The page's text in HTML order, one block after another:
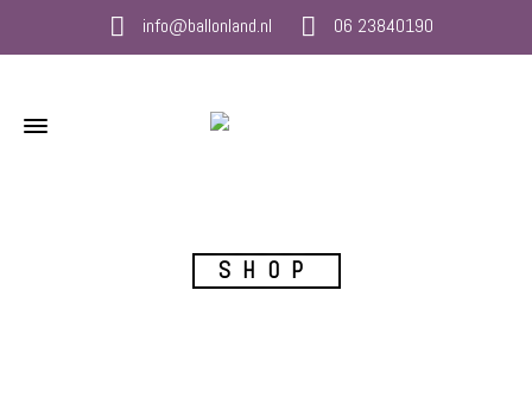
info@ballonland.nl 06 23840190
SHOP